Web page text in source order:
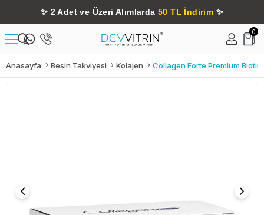
✨ 2 Adet ve Üzeri Alımlarda 50 TL İndirim ✨
0
Anasayfa Besin Takviyesi Kolajen